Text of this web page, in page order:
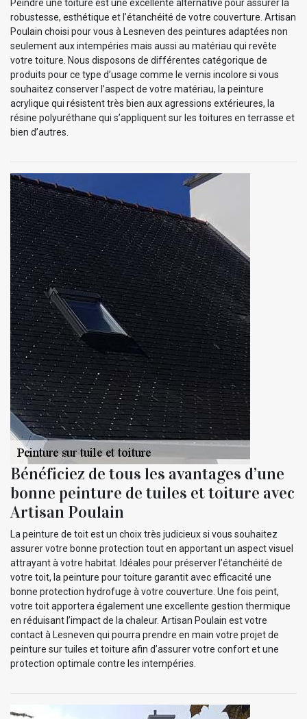
Peindre une toiture est une excellente alternative pour assurer la
robustesse, esthétique et l’étanchéité de votre couverture. Artisan
Poulain choisi pour vous à Lesneven des peintures adaptées non
seulement aux intempéries mais aussi au matériau qui revête
votre toiture. Nous disposons de différentes catégorique de
produits pour ce type d’usage comme le vernis incolore si vous
souhaitez conserver l’aspect de votre matériau, la peinture
acrylique qui résistent très bien aux agressions extérieures, la
résine polyuréthane qui s’appliquent sur les toitures en terrasse et
bien d’autres.
Bénéficiez de tous les avantages d’une
bonne peinture de tuiles et toiture avec
Artisan Poulain
La peinture de toit est un choix très judicieux si vous souhaitez
assurer votre bonne protection tout en apportant un aspect visuel
attrayant à votre habitat. Idéales pour préserver l’étanchéité de
votre toit, la peinture pour toiture garantit avec efficacité une
bonne protection hydrofuge à votre couverture. Une fois peint,
votre toit apportera également une excellente gestion thermique
en réduisant l’impact de la chaleur. Artisan Poulain est votre
contact à Lesneven qui pourra prendre en main votre projet de
peinture sur tuiles et toiture afin d’assurer votre confort et une
protection optimale contre les intempéries.